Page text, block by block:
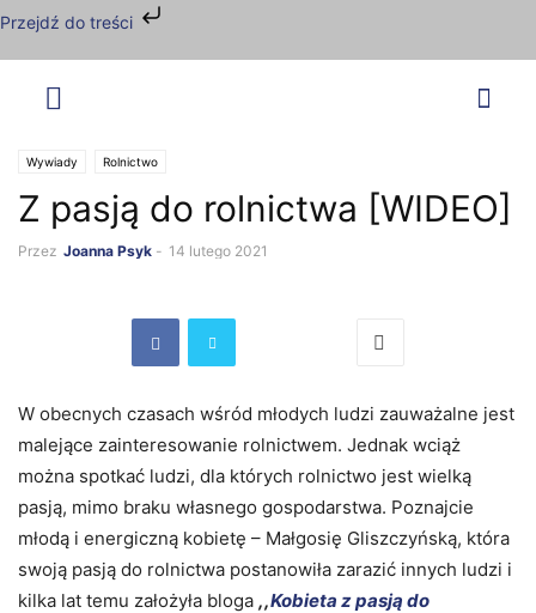
Przejdź do treści
Wywiady Rolnictwo
Z pasją do rolnictwa [WIDEO]
Przez Joanna Psyk - 14 lutego 2021
W obecnych czasach wśród młodych ludzi zauważalne jest
malejące zainteresowanie rolnictwem. Jednak wciąż
można spotkać ludzi, dla których rolnictwo jest wielką
pasją, mimo braku własnego gospodarstwa. Poznajcie
młodą i energiczną kobietę – Małgosię Gliszczyńską, która
swoją pasją do rolnictwa postanowiła zarazić innych ludzi i
kilka lat temu założyła bloga ,,Kobieta z pasją do